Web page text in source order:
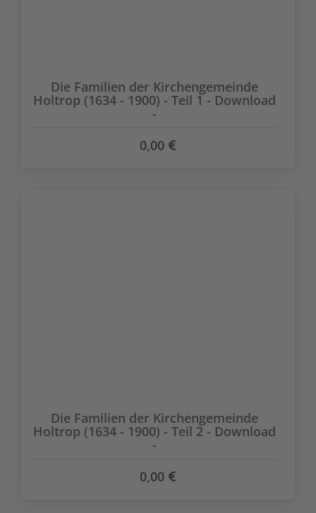
Die Familien der Kirchengemeinde
Holtrop (1634 - 1900) - Teil 1 - Download
-
0,00
Die Familien der Kirchengemeinde
Holtrop (1634 - 1900) - Teil 2 - Download
-
0,00